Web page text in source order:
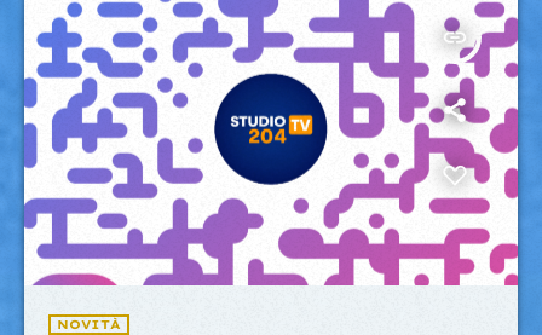
insert_link
NOVITÀ